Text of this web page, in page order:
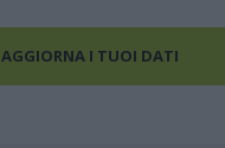
AGGIORNA I TUOI DATI